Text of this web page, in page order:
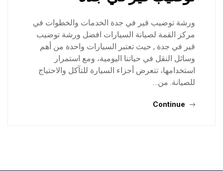
ورشة توضيب قير في جدة الخدمات والخطوات في
مركز القمة لصيانة السيارات افضل ورشة توضيب
قير في جدة , حيث تعتبر السيارات واحدة من أهم
وسائل النقل في حياتنا اليومية، ومع استمرار
استخدامها، تتعرض أجزاء السيارة للتآكل والاحتياج
للصيانة. من…
Continue